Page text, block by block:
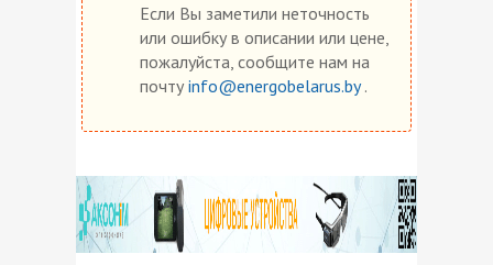
Если Вы заметили неточность
или ошибку в описании или цене,
пожалуйста, сообщите нам на
почту info@energobelarus.by.